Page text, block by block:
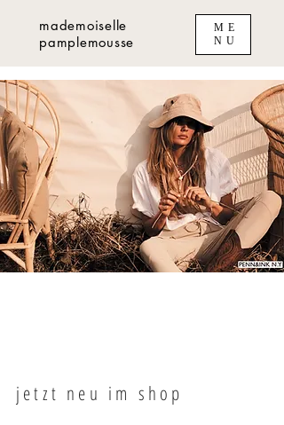
mademoiselle
pamplemousse
ME
NU
jetzt neu im shop